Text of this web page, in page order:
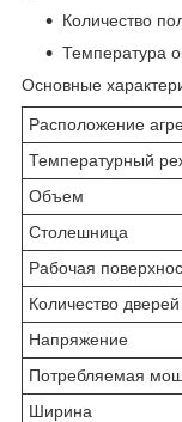
Количество
Температура
Основные
Расположение
Температурный
Объем
Столешница
Рабочая
Количество дверей
Напряжение
Потребляемая
Ширина